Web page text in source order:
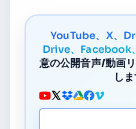
YouTube、X、
Drive、Facebook
意の公開音声/動画
しま
メディア URL